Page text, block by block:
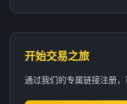
开始交易之旅
通过我们的专属链接注册